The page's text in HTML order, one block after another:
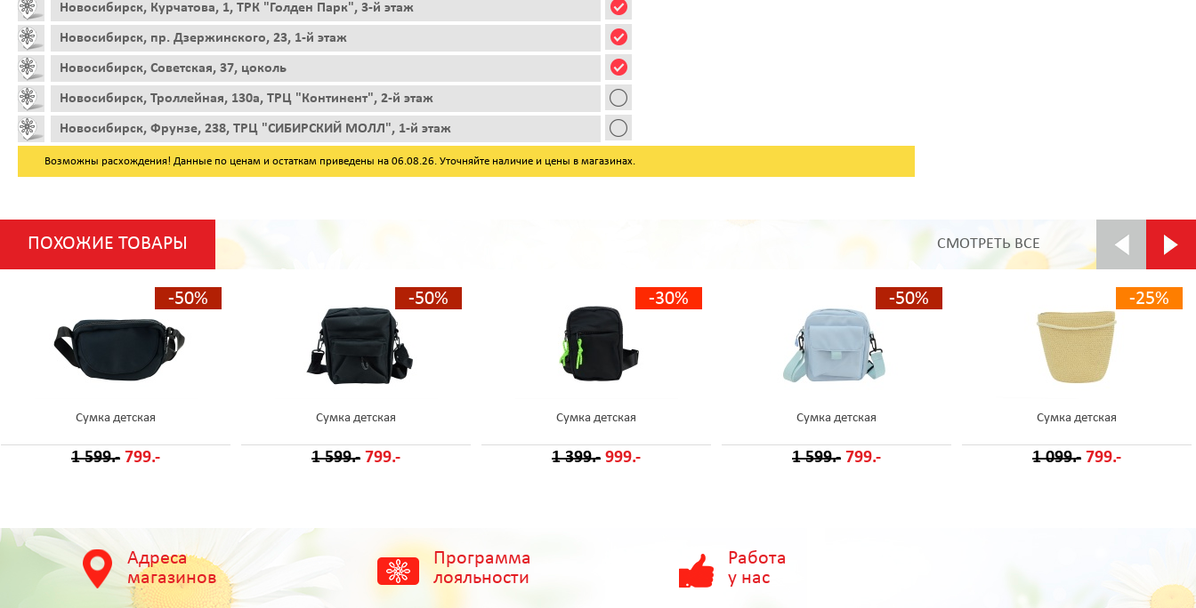
Новосибирск, Курчатова, 1, ТРК "Голден Парк", 3-й этаж
Новосибирск, пр. Дзержинского, 23, 1-й этаж
Новосибирск, Советская, 37, цоколь
Новосибирск, Троллейная, 130а, ТРЦ "Континент", 2-й этаж
Новосибирск, Фрунзе, 238, ТРЦ "СИБИРСКИЙ МОЛЛ", 1-й этаж
Возможны расхождения! Данные по ценам и остаткам приведены на 06.08.26. Уточняйте наличие и цены в магазинах.
ПОХОЖИЕ ТОВАРЫ СМОТРЕТЬ ВСЕ
-50%
Сумка детская
1 599.- 799.-
-50%
Сумка детская
1 599.- 799.-
-30%
Сумка детская
1 399.- 999.-
-50%
Сумка детская
1 599.- 799.-
-25%
Сумка детская
1 099.- 799.-
Адреса
магазинов
Программа
лояльности
Работа
у нас